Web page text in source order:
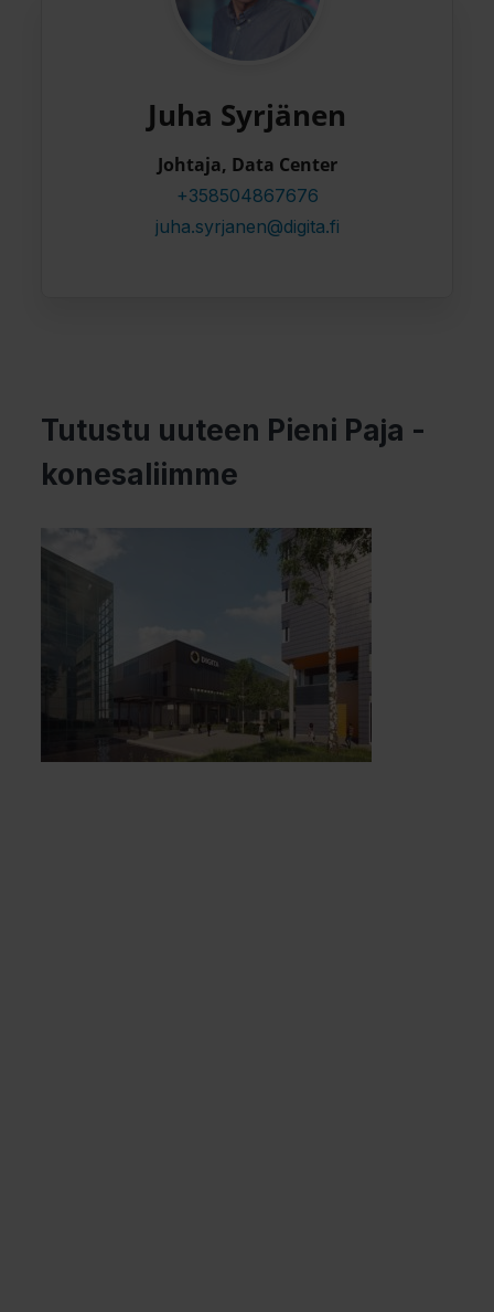
Juha Syrjänen
Johtaja, Data Center
+358504867676
juha.syrjanen@digita.fi
Tutustu uuteen Pieni Paja -
konesaliimme